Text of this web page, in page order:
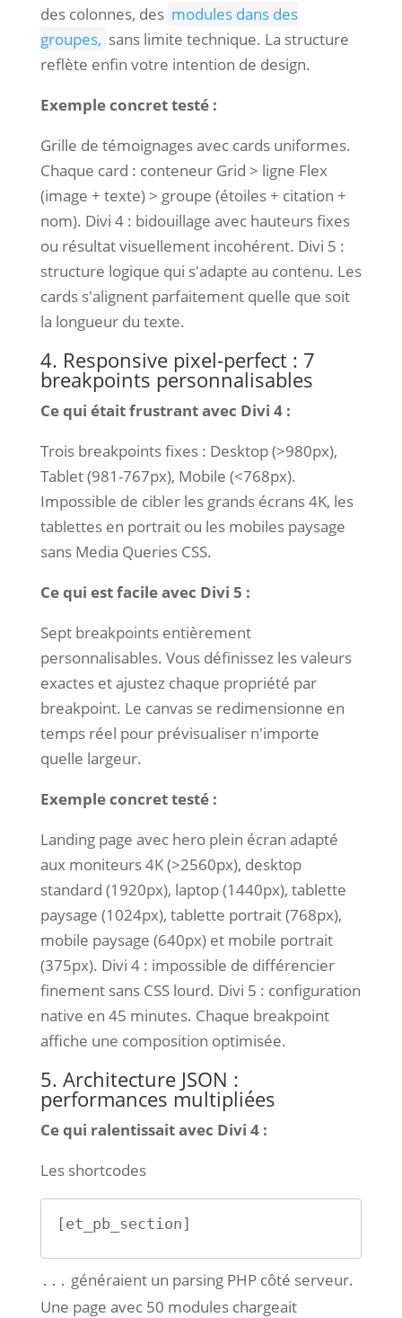
des colonnes, des modules dans des
groupes, sans limite technique. La structure
reflète enfin votre intention de design.
Exemple concret testé :
Grille de témoignages avec cards uniformes.
Chaque card : conteneur Grid > ligne Flex
(image + texte) > groupe (étoiles + citation +
nom). Divi 4 : bidouillage avec hauteurs fixes
ou résultat visuellement incohérent. Divi 5 :
structure logique qui s'adapte au contenu. Les
cards s'alignent parfaitement quelle que soit
la longueur du texte.
4. Responsive pixel-perfect : 7
breakpoints personnalisables
Ce qui était frustrant avec Divi 4 :
Trois breakpoints fixes : Desktop (>980px),
Tablet (981-767px), Mobile (<768px).
Impossible de cibler les grands écrans 4K, les
tablettes en portrait ou les mobiles paysage
sans Media Queries CSS.
Ce qui est facile avec Divi 5 :
Sept breakpoints entièrement
personnalisables. Vous définissez les valeurs
exactes et ajustez chaque propriété par
breakpoint. Le canvas se redimensionne en
temps réel pour prévisualiser n'importe
quelle largeur.
Exemple concret testé :
Landing page avec hero plein écran adapté
aux moniteurs 4K (>2560px), desktop
standard (1920px), laptop (1440px), tablette
paysage (1024px), tablette portrait (768px),
mobile paysage (640px) et mobile portrait
(375px). Divi 4 : impossible de différencier
finement sans CSS lourd. Divi 5 : configuration
native en 45 minutes. Chaque breakpoint
affiche une composition optimisée.
5. Architecture JSON :
performances multipliées
Ce qui ralentissait avec Divi 4 :
Les shortcodes
[et_pb_section]
... généraient un parsing PHP côté serveur.
Une page avec 50 modules chargeait